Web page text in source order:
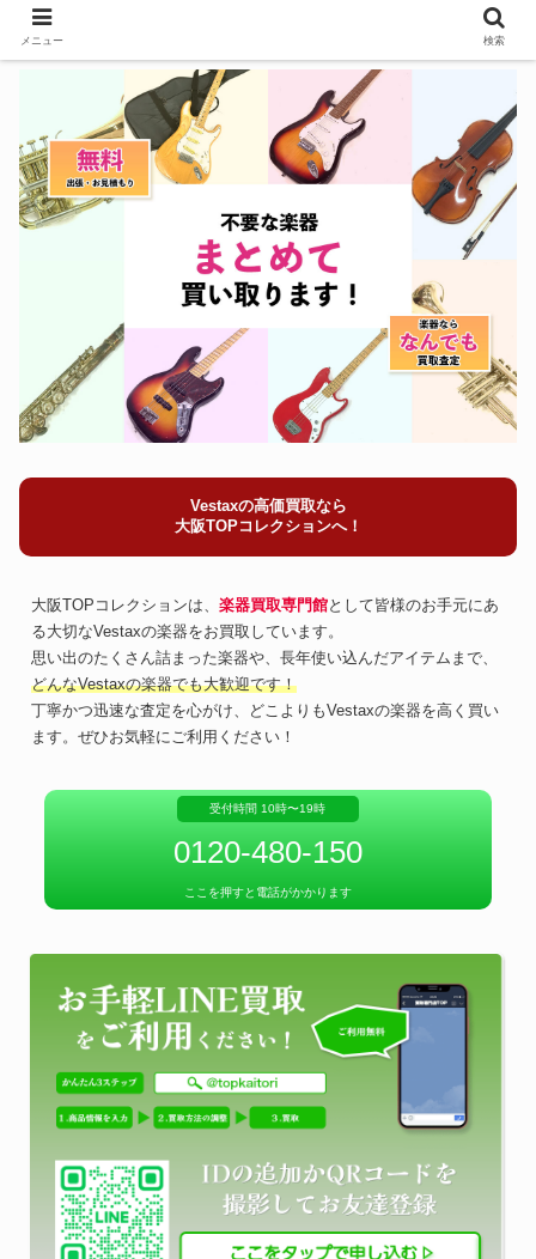
Vestaxの高価買取なら
大阪TOPコレクションへ！
大阪TOPコレクションは、 楽器買取専門館として皆様のお手元にあ
る大切なVestaxの楽器をお買取しています。
思い出のたくさん詰まった楽器や、長年使い込んだアイテムまで、
どんなVestaxの楽器でも大歓迎です！
丁寧かつ迅速な査定を心がけ、どこよりもVestaxの楽器を高く買い
ます。ぜひお気軽にご利用ください！
受付時間 10時〜19時
0120-480-150
ここを押すと電話がかかります
メニュー 検索